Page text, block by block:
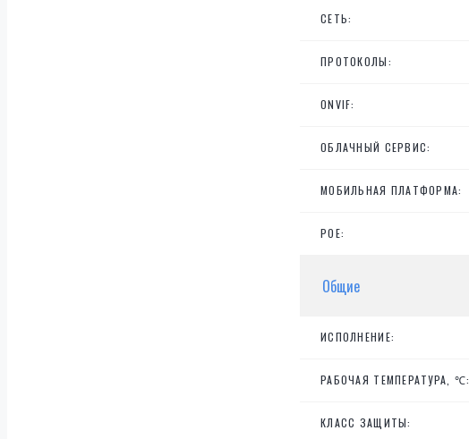
СЕТЬ:
ПРОТОКОЛЫ:
ONVIF:
ОБЛАЧНЫЙ СЕРВИС:
МОБИЛЬНАЯ ПЛАТФОРМА:
POE:
Общие
ИСПОЛНЕНИЕ:
РАБОЧАЯ ТЕМПЕРАТУРА, ℃:
КЛАСС ЗАЩИТЫ: